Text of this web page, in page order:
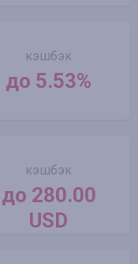
кэшбэк
до 5.53%
кэшбэк
до 280.00
USD